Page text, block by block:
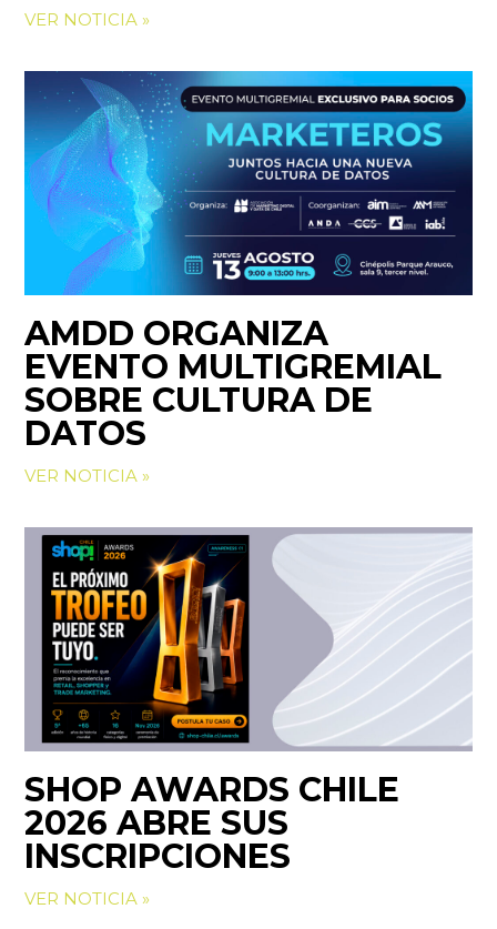
VER NOTICIA »
AMDD ORGANIZA
EVENTO MULTIGREMIAL
SOBRE CULTURA DE
DATOS
VER NOTICIA »
SHOP AWARDS CHILE
2026 ABRE SUS
INSCRIPCIONES
VER NOTICIA »